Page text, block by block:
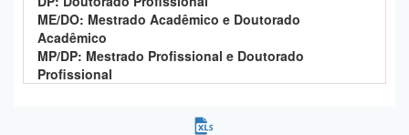
PlanaltoME/DO: Mestrado Acadêmico e Doutorado
Acadêmico
MP/DP: Mestrado Profissional e Doutorado
Profissional